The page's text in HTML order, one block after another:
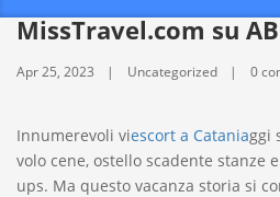
MissTravel.com su
Apr 25, 2023 Uncategorized 0
Innumerevoli viescort a Cataniaggi
volo cene, ostello scadente stanze
ups. Ma questo vacanza storia si